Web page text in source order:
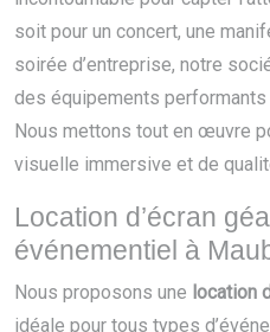
soit pour un concert, une
soirée d’entreprise, notre
des équipements
Nous mettons tout en œuvre
visuelle immersive et de
Location d’écran
événementiel à
Nous proposons une location
idéale pour tous types